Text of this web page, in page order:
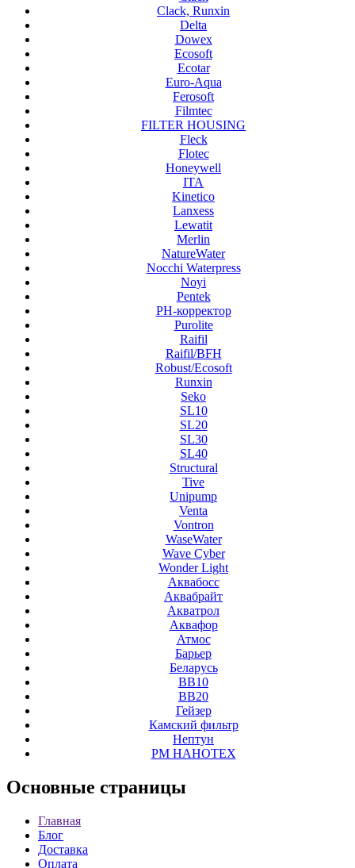
Clack, Runxin
Delta
Dowex
Ecosoft
Ecotar
Euro-Aqua
Ferosoft
Filmtec
FILTER HOUSING
Fleck
Flotec
Honeywell
ITA
Kinetico
Lanxess
Lewatit
Merlin
NatureWater
Nocchi Waterpress
Noyi
Pentek
PH-корректор
Purolite
Raifil
Raifil/BFH
Robust/Ecosoft
Runxin
Seko
SL10
SL20
SL30
SL40
Structural
Tive
Unipump
Venta
Vontron
WaseWater
Wave Cyber
Wonder Light
Аквабосс
Аквабрайт
Акватрол
Аквафор
Атмос
Барьер
Беларусь
ВВ10
ВВ20
Гейзер
Камский фильтр
Нептун
РМ НАНОТЕХ
Основные страницы
Главная
Блог
Доставка
Оплата